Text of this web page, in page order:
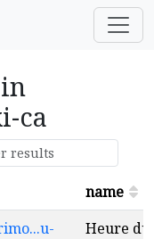
ca
name
Heure du